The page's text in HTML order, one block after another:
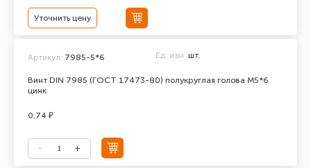
Уточнить цену
Винт DIN 7985 (ГОСТ 17473-80) полукруглая голова М5*6
цинк
Артикул: 7985-5*6 Ед. изм. шт.
0.74 ₽